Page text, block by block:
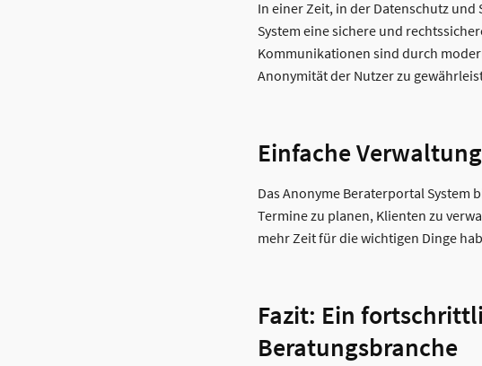
In einer Zeit, in der Datenschutz
System eine sichere und
Kommunikationen sind durch
Anonymität der Nutzer zu
Einfache
Das Anonyme Beraterportal
Termine zu planen, Klienten zu
mehr Zeit für die wichtigen Dinge
Fazit: Ein
Beratungsbranche